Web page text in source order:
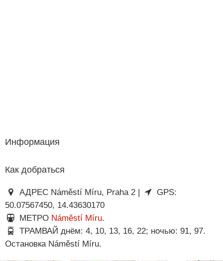
Информация
Как добраться
АДРЕС Náměstí Míru, Praha 2 |
GPS:
50.07567450, 14.43630170
МЕТРО Náměstí Míru.
ТРАМВАЙ днём: 4, 10, 13, 16, 22; ночью: 91, 97.
Остановка Náměstí Míru.